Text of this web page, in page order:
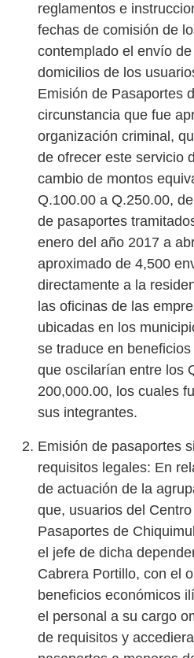
reglamentos e
fechas de comisión de
contemplado el envío
domicilios de los
Emisión de Pasaportes
circunstancia que fue
organización criminal,
de ofrecer este servicio
cambio de montos
Q.100.00 a Q.250.00,
de pasaportes
enero del año 2017 a
aproximado de 4,500
directamente a la
las oficinas de las
ubicadas en los
se traduce en
que oscilarían entre los
200,000.00, los cuales
sus integrantes.
Emisión de pasaportes
requisitos legales: En
de actuación de la
que, usuarios del
Pasaportes de
el jefe de dicha
Cabrera Portillo, con el
beneficios económicos
el personal a su cargo
de requisitos y